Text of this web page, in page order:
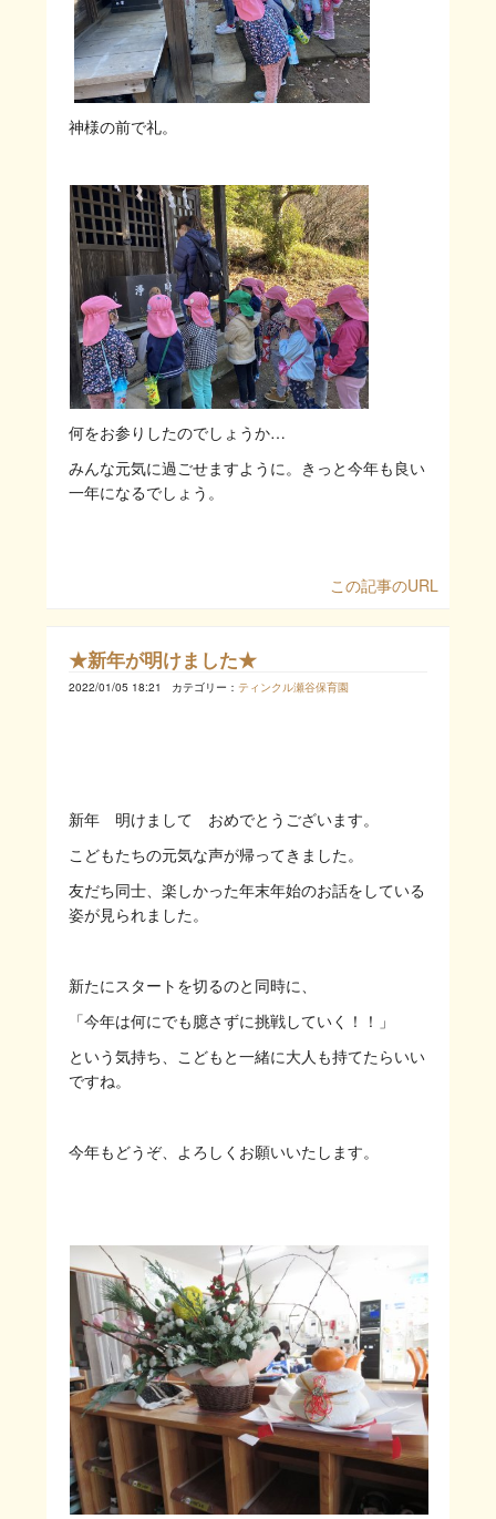
神様の前で礼。
何をお参りしたのでしょうか…
みんな元気に過ごせますように。きっと今年も良い
一年になるでしょう。
この記事のURL
★新年が明けました★
2022/01/05 18:21 カテゴリー： ティンクル瀬谷保育園
新年 明けまして おめでとうございます。
こどもたちの元気な声が帰ってきました。
友だち同士、楽しかった年末年始のお話をしている
姿が見られました。
新たにスタートを切るのと同時に、
「今年は何にでも臆さずに挑戦していく！！」
という気持ち、こどもと一緒に大人も持てたらいい
ですね。
今年もどうぞ、よろしくお願いいたします。